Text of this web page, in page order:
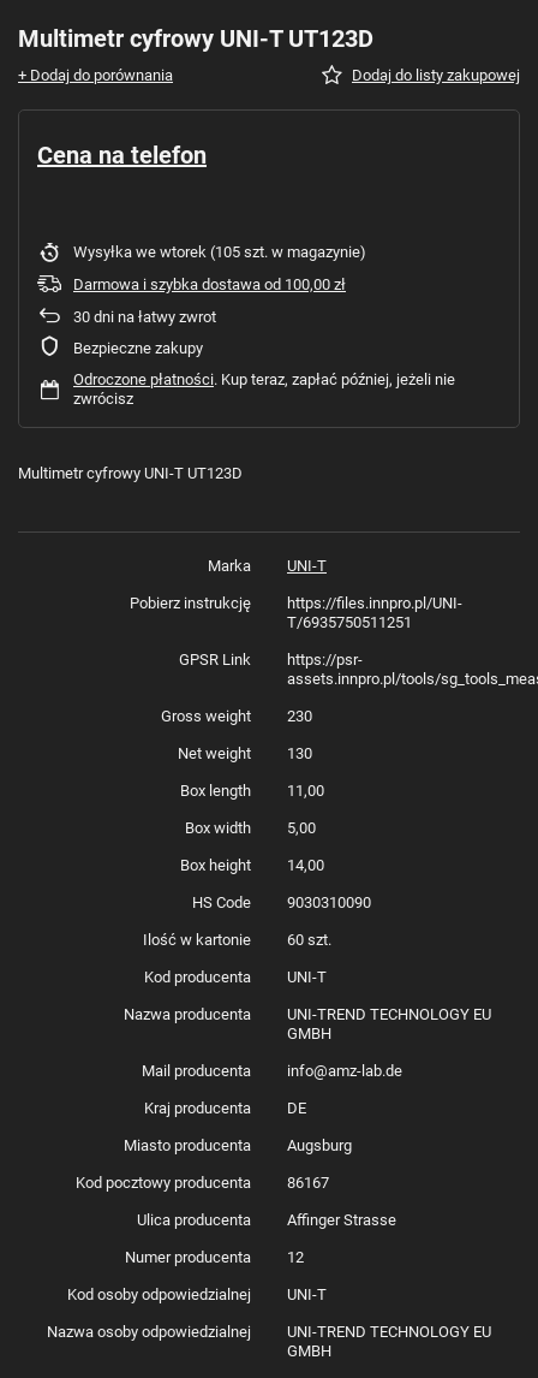
Multimetr cyfrowy UNI-T UT123D
+ Dodaj do porównania Dodaj do listy zakupowej
Cena na telefon
Wysyłka we wtorek (105 szt. w magazynie)
Darmowa i szybka dostawa od 100,00 zł
30 dni na łatwy zwrot
Bezpieczne zakupy
Odroczone płatności. Kup teraz, zapłać później, jeżeli nie
zwrócisz
Multimetr cyfrowy UNI-T UT123D
Marka UNI-T
Pobierz instrukcję
https://files.innpro.pl/UNI-
T/6935750511251
GPSR Link
https://psr-
assets.innpro.pl/tools/
Gross weight 230
Net weight 130
Box length 11,00
Box width 5,00
Box height 14,00
HS Code 9030310090
Ilość w kartonie 60 szt.
Kod producenta UNI-T
Nazwa producenta
UNI-TREND TECHNOLOGY EU
GMBH
Mail producenta info@amz-lab.de
Kraj producenta DE
Miasto producenta Augsburg
Kod pocztowy producenta 86167
Ulica producenta Affinger Strasse
Numer producenta 12
Kod osoby odpowiedzialnej UNI-T
Nazwa osoby odpowiedzialnej
UNI-TREND TECHNOLOGY EU
GMBH